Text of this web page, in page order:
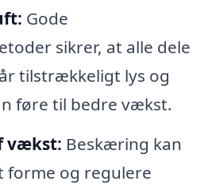
Gode
sikrer, at alle dele
tilstrækkeligt lys og
føre til bedre vækst.
vækst: Beskæring kan
forme og regulere